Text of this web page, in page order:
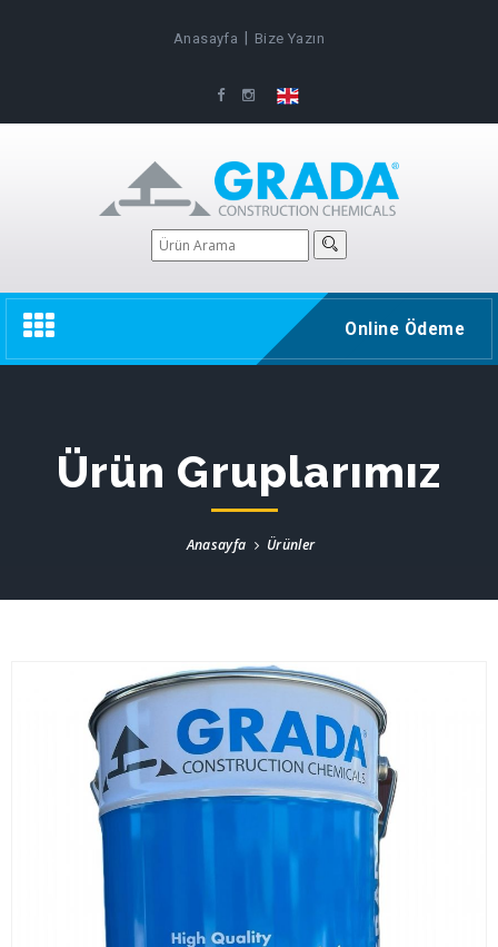
Anasayfa Bize Yazın
Toggle
navigation
Online Ödeme
Ürün Gruplarımız
Anasayfa Ürünler